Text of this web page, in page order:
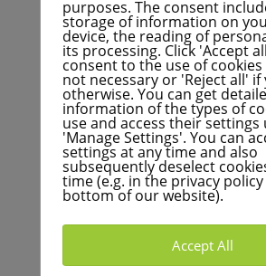
Mehr Nachrichten
Haosul afișajelor la KVV: afișajele
purposes. The consent
storage of information on
device, the reading of
its processing. Click 'Accept
consent to the use of
not necessary or 'Reject all' if
otherwise. You can get
information of the types of
use and access their settings
'Manage Settings'. You can
settings at any time and also
subsequently deselect
time (e.g. in the privacy
bottom of our website).
Accept All